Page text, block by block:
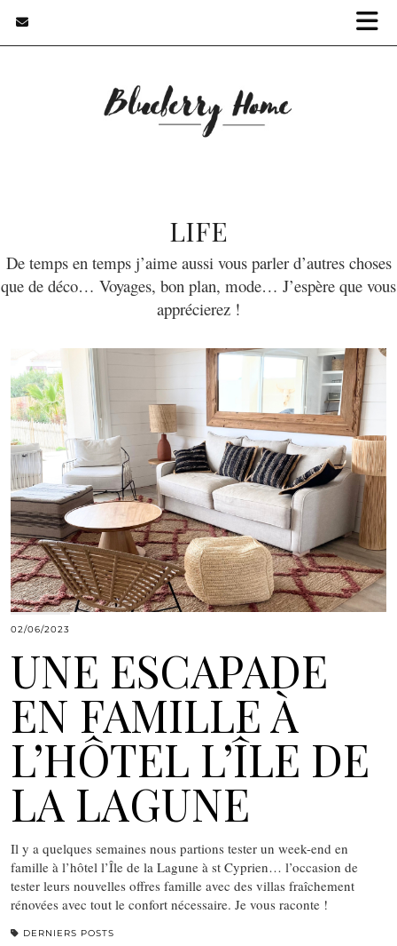
LIFE
De temps en temps j’aime aussi vous parler d’autres choses
que de déco… Voyages, bon plan, mode… J’espère que vous
apprécierez !
02/06/2023
UNE ESCAPADE
EN FAMILLE À
L’HÔTEL L’ÎLE DE
LA LAGUNE
Il y a quelques semaines nous partions tester un week-end en
famille à l’hôtel l’Île de la Lagune à st Cyprien… l’occasion de
tester leurs nouvelles offres famille avec des villas fraîchement
rénovées avec tout le confort nécessaire. Je vous raconte !
DERNIERS POSTS